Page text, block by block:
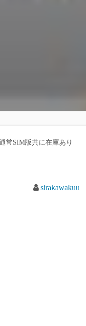
常SIM版共に在庫あり
sirakawakuu